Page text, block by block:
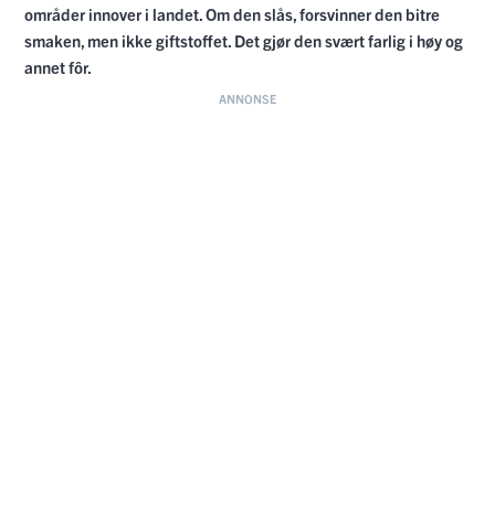
områder innover i landet. Om den slås, forsvinner den bitre
smaken, men ikke giftstoffet. Det gjør den svært farlig i høy og
annet fôr.